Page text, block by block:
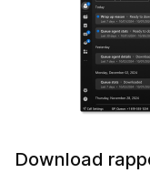
Download